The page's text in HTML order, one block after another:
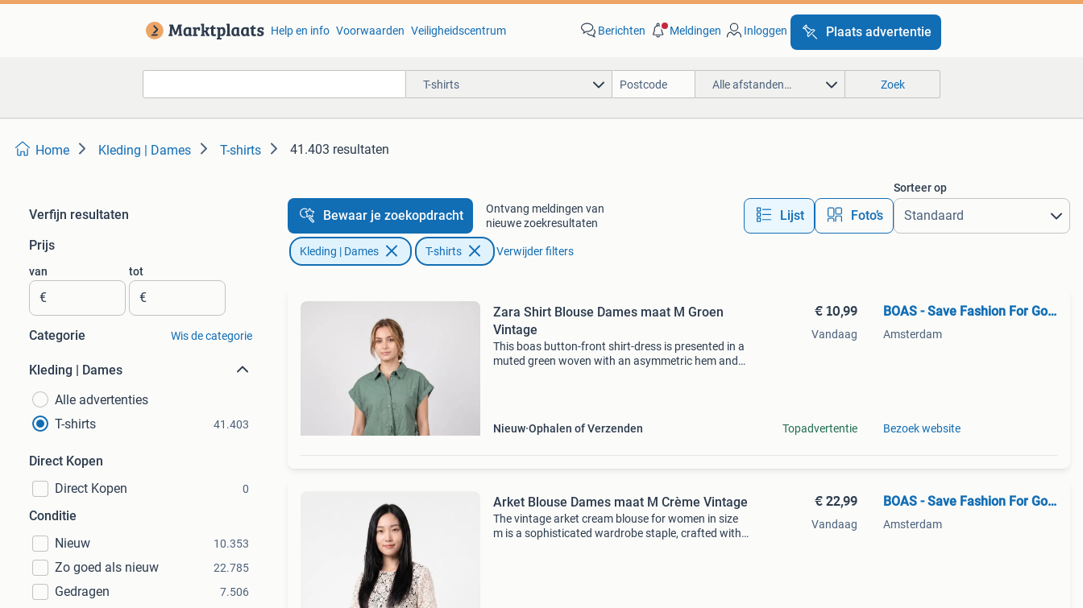
Help en info Voorwaarden Veiligheidscentrum Berichten Meldingen Inloggen Plaats advertentie
T-shirts Alle afstanden… Zoek
Home Kleding | Dames T-shirts 41.403 resultaten
Verfijn resultaten
Prijs
van
€
tot
€
Categorie Wis de categorie
Kleding | Dames
Alle advertenties
T-shirts
41.403
Direct Kopen
Direct Kopen
0
Conditie
Nieuw
10.353
Zo goed als nieuw 22.785
Gedragen 7.506
Bewaar je zoekopdracht
Ontvang meldingen van
nieuwe zoekresultaten
Lijst Foto’s
Sorteer op
Kleding | Dames T-shirts Verwijder filters
Zara Shirt Blouse Dames maat M Groen
Vintage
This boas button-front shirt-dress is presented in a
muted green woven with an asymmetric hem and
Nieuw Ophalen of Verzenden
€ 10,99
Vandaag
Topadvertentie
BOAS - Save Fashion For Good
Amsterdam
Bezoek website
Arket Blouse Dames maat M Crème Vintage
The vintage arket cream blouse for women in size
m is a sophisticated wardrobe staple, crafted with
€ 22,99
Vandaag
BOAS - Save Fashion For Good
Amsterdam